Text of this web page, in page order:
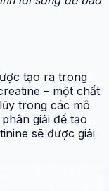
tạo ra trong
– một chất
trong các mô
giải để tạo
sẽ được giải